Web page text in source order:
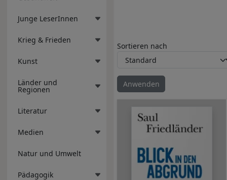
Junge LeserInnen
Krieg & Frieden
Kunst
Länder und
Regionen
Literatur
Medien
Natur und Umwelt
Pädagogik
Sortieren nach